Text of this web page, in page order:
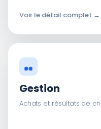
Voir le détail complet →
Gestion
Achats et résultats de